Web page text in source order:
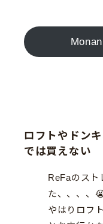
ロフトやドン
では買えない
ReFaのスト
た、、、、
やはりロフ